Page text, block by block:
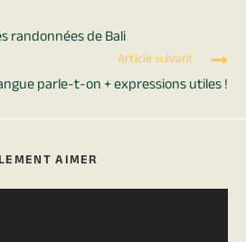
randonnées de Bali
Article suivant
parle-t-on + expressions utiles !
AIMER